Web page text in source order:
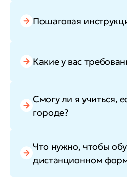
Пошаговая
Какие у вас
Смогу ли я учиться,
городе?
Что нужно, чтобы
дистанционном